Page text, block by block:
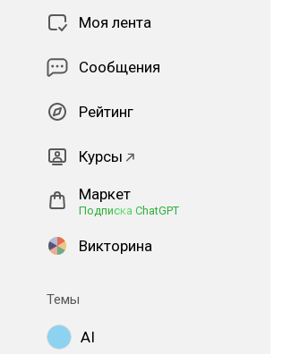
Моя лента
Сообщения
Рейтинг
Курсы
Маркет
Подписка ChatGPT
Викторина
Темы
AI